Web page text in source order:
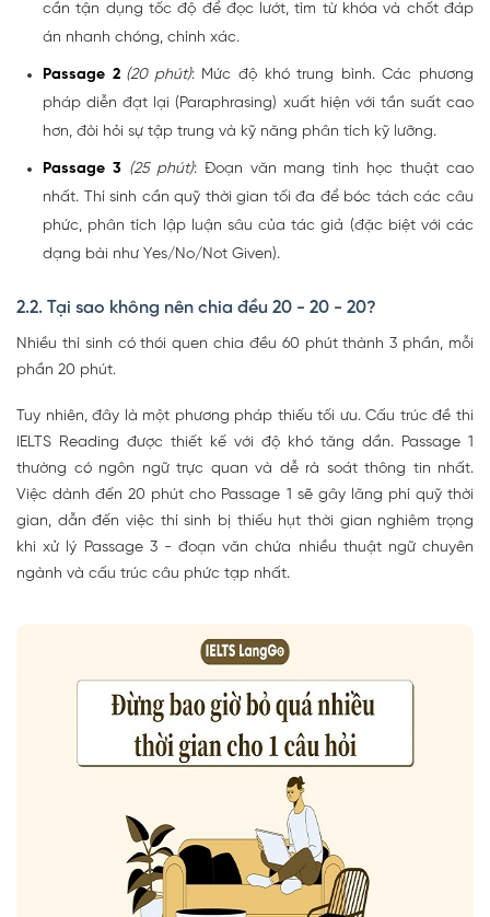
cần tận dụng tốc độ để đọc lướt, tìm từ khóa và chốt đáp
án nhanh chóng, chính xác.
Passage 2 (20 phút): Mức độ khó trung bình. Các phương
pháp diễn đạt lại (Paraphrasing) xuất hiện với tần suất cao
hơn, đòi hỏi sự tập trung và kỹ năng phân tích kỹ lưỡng.
Passage 3 (25 phút): Đoạn văn mang tính học thuật cao
nhất. Thí sinh cần quỹ thời gian tối đa để bóc tách các câu
phức, phân tích lập luận sâu của tác giả (đặc biệt với các
dạng bài như Yes/No/Not Given).
2.2. Tại sao không nên chia đều 20 - 20 - 20?
Nhiều thí sinh có thói quen chia đều 60 phút thành 3 phần, mỗi
phần 20 phút.
Tuy nhiên, đây là một phương pháp thiếu tối ưu. Cấu trúc đề thi
IELTS Reading được thiết kế với độ khó tăng dần. Passage 1
thường có ngôn ngữ trực quan và dễ rà soát thông tin nhất.
Việc dành đến 20 phút cho Passage 1 sẽ gây lãng phí quỹ thời
gian, dẫn đến việc thí sinh bị thiếu hụt thời gian nghiêm trọng
khi xử lý Passage 3 - đoạn văn chứa nhiều thuật ngữ chuyên
ngành và cấu trúc câu phức tạp nhất.